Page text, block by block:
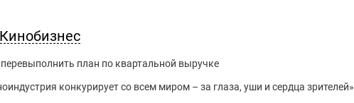
план по квартальной выручке
конкурирует со всем миром – за глаза, уши и сердца зрителей»